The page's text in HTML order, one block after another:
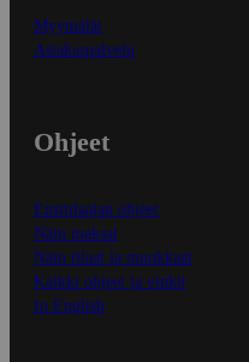
Myymälät
Asiakaspalvelu
Ohjeet
Ensitilaajan ohjeet
Näin maksat
Näin tilaat ja muokkaat
Kaikki ohjeet ja vinkit
In English